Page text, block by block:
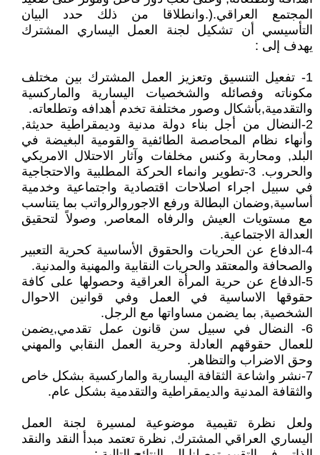
المجتمع العراقي.(.وانطلاقا من ذلك حدد البيان
التأسيسي أن تشكيل لجنة العمل اليساري المشترك
يهدف إلى :
1- تفعيل التنسيق وتعزيز العمل المشترك بين مختلف
مكوناته وفصائله والشخصيات اليسارية والماركسية
والتقدمية,بأشكال وصور مختلفة تخدم أهدافه وتطلعاته.
2-النضال من أجل بناء دولة مدنية وديمقراطية حديثة,
وأنهاء نظام المحاصصة الطائفية والقومية البغيضة في
البلد, ومحاربة وكنس مخلفات وآثار الاحتلال الامريكي
والحروب. 3-تطوير وانماء الحركة المطلبية والاحتجاجية
في سبيل اجراء اصلاحات اقتصادية واجتماعية وخدمية
أساسية,وضمان البطالة ورفع الاجوروالرواتب بما يتناسب
مع مستويات العيش والرفاه المعاصر, وصولاً لتحقيق
العدالة الاجتماعية.
4-الدفاع عن الحريات والحقوق الأساسية كحرية التعبير
والصحافة والمعتقد والحريات النقابية والمهنية والمدنية.
5-الدفاع عن حرية المرأة العراقية وحصولها على كافة
حقوقها الاساسية في العمل وفي قوانين الاحوال
الشخصية, بما يضمن مساواتها مع الرجل.
6- النضال في سبيل سن قانون عمل تقدمي,يضمن
للعمال حقوقهم العادلة وحرية العمل النقابي والمهني
وحق الاضراب والتظاهر.
7-نشر واشاعة الثقافة اليسارية والماركسية بشكل خاص
والثقافة المدنية والديمقراطية والتقدمية بشكل عام.
ولعل نظرة تقيمية موضوعية لمسيرة لجنة العمل
اليساري العراقي المشترك, نظرة تعتمد مبدأ النقد والنقد